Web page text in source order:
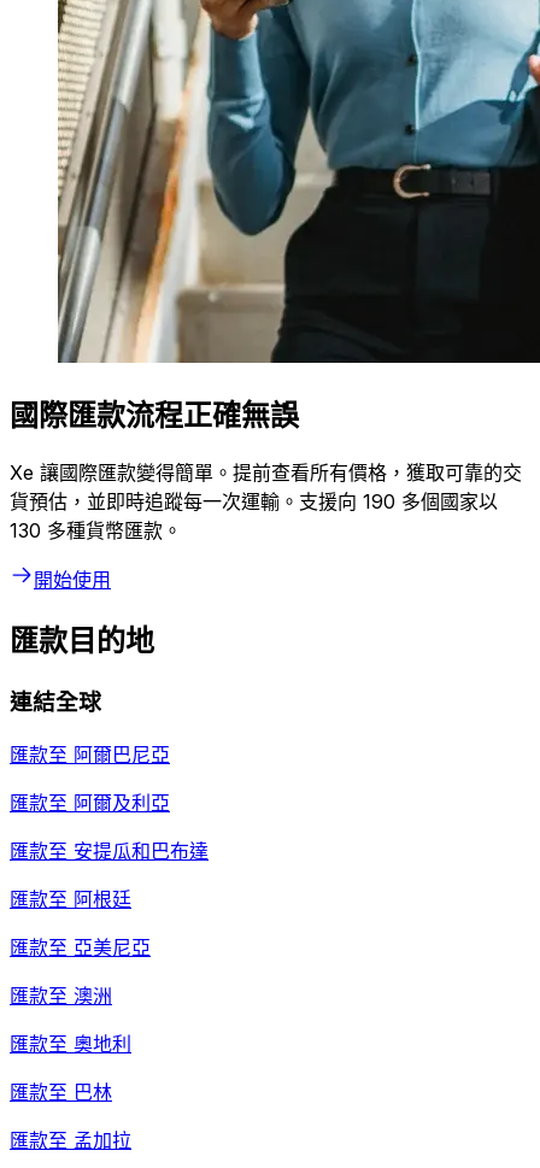
國際匯款流程正確無誤
Xe 讓國際匯款變得簡單。提前查看所有價格，獲取可靠的交
貨預估，並即時追蹤每一次運輸。支援向 190 多個國家以
130 多種貨幣匯款。
開始使用
匯款目的地
連結全球
匯款至 阿爾巴尼亞
匯款至 阿爾及利亞
匯款至 安提瓜和巴布達
匯款至 阿根廷
匯款至 亞美尼亞
匯款至 澳洲
匯款至 奧地利
匯款至 巴林
匯款至 孟加拉